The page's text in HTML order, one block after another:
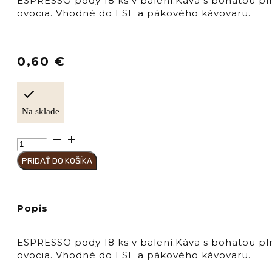
ovocia. Vhodné do ESE a pákového kávovaru.
0,60 €
Na sklade
množstvo
Hausbrandt
Káva
PRIDAŤ DO KOŠÍKA
Popis
ESPRESSO pody 18 ks v balení.Káva s
ovocia. Vhodné do ESE a pákového kávovaru.